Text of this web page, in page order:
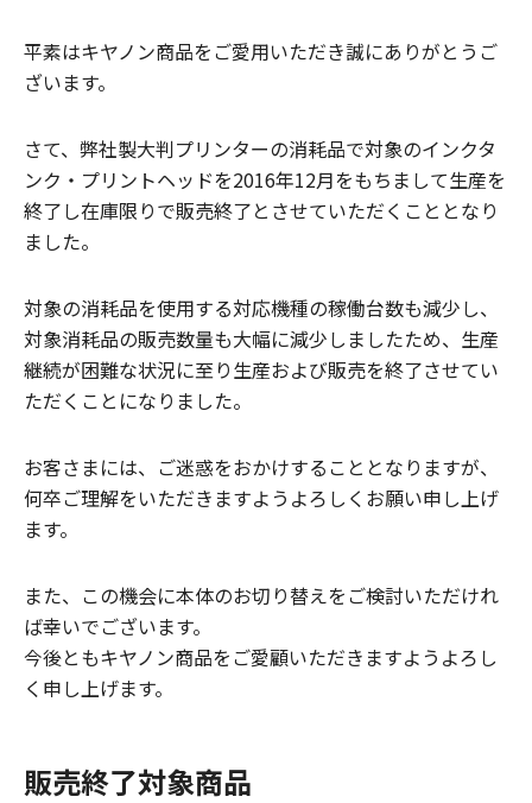
平素はキヤノン商品をご愛用いただき誠にありがとうご
ざいます。
さて、弊社製大判プリンターの消耗品で対象のインクタ
ンク・プリントヘッドを2016年12月をもちまして生産を
終了し在庫限りで販売終了とさせていただくこととなり
ました。
対象の消耗品を使用する対応機種の稼働台数も減少し、
対象消耗品の販売数量も大幅に減少しましたため、生産
継続が困難な状況に至り生産および販売を終了させてい
ただくことになりました。
お客さまには、ご迷惑をおかけすることとなりますが、
何卒ご理解をいただきますようよろしくお願い申し上げ
ます。
また、この機会に本体のお切り替えをご検討いただけれ
ば幸いでございます。
今後ともキヤノン商品をご愛顧いただきますようよろし
く申し上げます。
販売終了対象商品